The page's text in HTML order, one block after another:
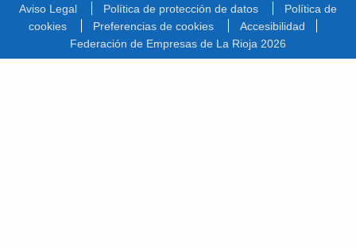
Aviso Legal Política de protección de datos
Política de
cookies
Preferencias de cookies
Accesibilidad
Federación de Empresas de La Rioja 2026